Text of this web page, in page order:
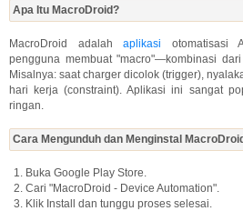
Apa Itu MacroDroid?
MacroDroid adalah aplikasi otomatisasi
pengguna membuat "macro"—kombinasi
Misalnya: saat charger dicolok (trigger),
hari kerja (constraint). Aplikasi ini sangat
ringan.
Cara Mengunduh dan Menginstal
Buka Google Play Store.
Cari "MacroDroid - Device Automation".
Klik Install dan tunggu proses selesai.